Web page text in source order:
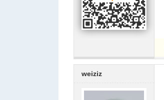
weiziz